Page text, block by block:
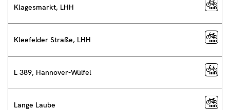
Klagesmarkt, LHH
Kleefelder Straße, LHH
L 389, Hannover-Wülfel
Lange Laube